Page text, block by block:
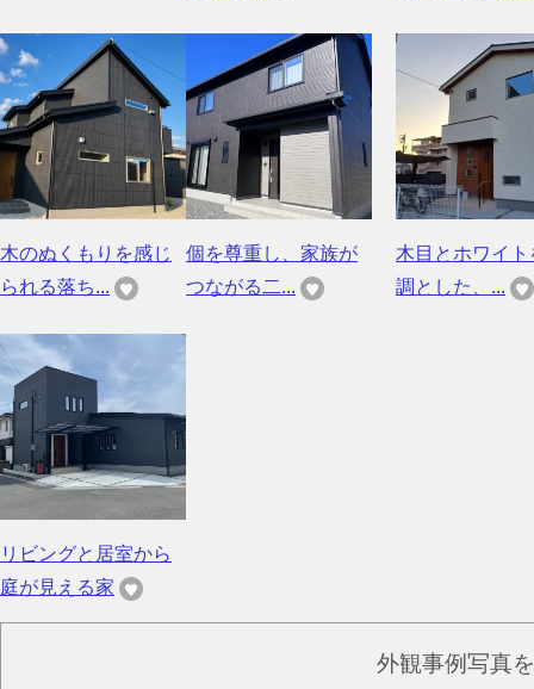
木のぬくもりを感じ
られる落ち...
個を尊重し、家族が
つながる二...
木目とホワイト
調とした、...
リビングと居室から
庭が見える家
外観事例写真